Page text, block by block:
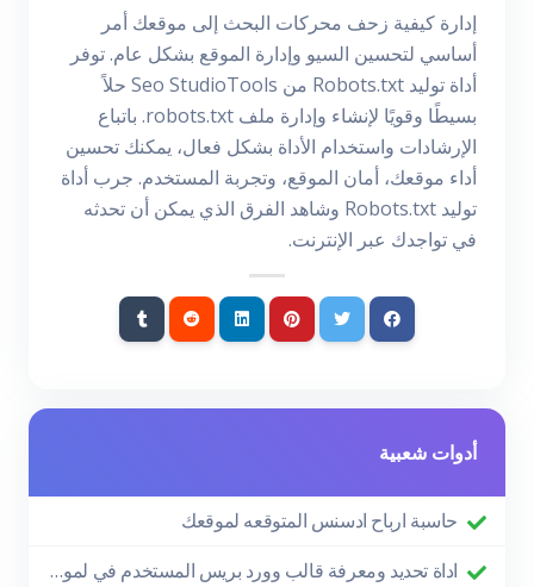
إدارة كيفية زحف محركات البحث إلى موقعك أمر
أساسي لتحسين السيو وإدارة الموقع بشكل عام. توفر
أداة توليد Robots.txt من Seo StudioTools حلاً
بسيطًا وقويًا لإنشاء وإدارة ملف robots.txt. باتباع
الإرشادات واستخدام الأداة بشكل فعال، يمكنك تحسين
أداء موقعك، أمان الموقع، وتجربة المستخدم. جرب أداة
توليد Robots.txt وشاهد الفرق الذي يمكن أن تحدثه
في تواجدك عبر الإنترنت.
أدوات شعبية
حاسبة ارباح ادسنس المتوقعه لموقعك
اداة تحديد ومعرفة قالب وورد بريس المستخدم في لموقع